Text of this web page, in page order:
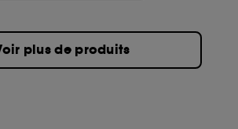
plus de produits